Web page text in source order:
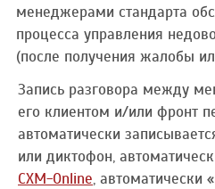
менеджерами стандарта
процесса управления
(после получения жалобы
Запись разговора между
его клиентом и/или фронт
автоматически
или диктофон,
CXM-Online, автоматически